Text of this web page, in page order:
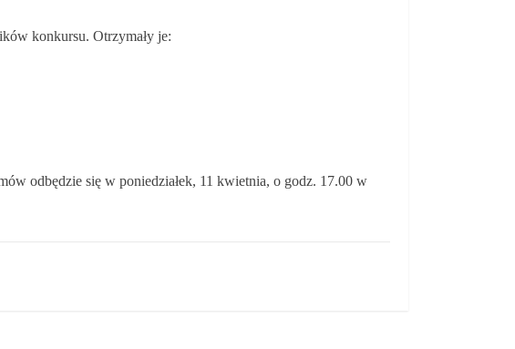
konkursu. Otrzymały je:
odbędzie się w poniedziałek, 11 kwietnia, o godz. 17.00 w